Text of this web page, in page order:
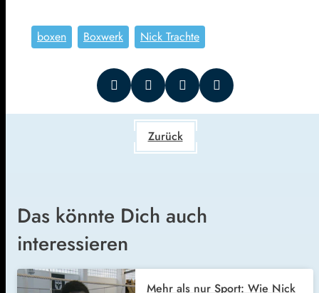
boxen Boxwerk Nick Trachte
Zurück
Das könnte Dich auch
interessieren
Mehr als nur Sport: Wie Nick